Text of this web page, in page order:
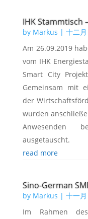
IHK Stammtisch
by Markus | 十二
Am 26.09.2019
vom IHK
Smart City
Gemeinsam mit
der
wurden
Anwesenden
ausgetauscht.
read more
Sino-German
by Markus | 十一
Im Rahmen des